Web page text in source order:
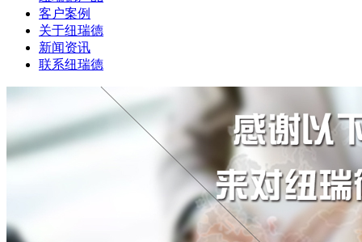
客户案例
关于纽瑞德
新闻资讯
联系纽瑞德